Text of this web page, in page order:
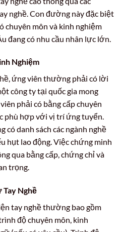
nghề. Con đường này đặc biệt
môn và kinh nghiệm
đang có nhu cầu nhân lực lớn.
Nghiệm
ứng viên thường phải có lời
công ty tại quốc gia mong
phải có bằng cấp chuyên
phù hợp với vị trí ứng tuyển.
có danh sách các ngành nghề
hụt lao động. Việc chứng minh
qua bằng cấp, chứng chỉ và
trọng.
Nghề
tay nghề thường bao gồm
độ chuyên môn, kinh